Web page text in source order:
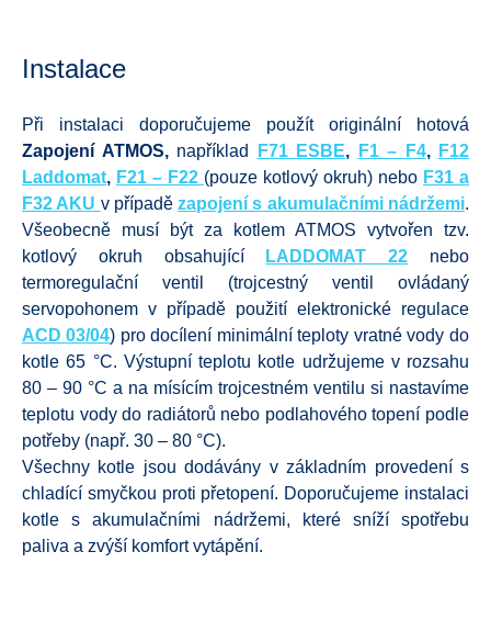
Instalace
Při instalaci doporučujeme použít originální hotová
Zapojení ATMOS, například F71 ESBE, F1 – F4, F12
Laddomat, F21 – F22 (pouze kotlový okruh) nebo F31 a
F32 AKU v případězapojení s akumulačními nádržemi.
Všeobecně musí být za kotlem ATMOS vytvořen tzv.
kotlový okruh obsahující
LADDOMAT 22 nebo
termoregulační ventil (trojcestný ventil ovládaný
servopohonem v případě použití elektronické regulace
ACD 03/04) pro docílení minimální teploty vratné vody do
kotle 65 °C. Výstupní teplotu kotle udržujeme v rozsahu
80 – 90 °C a na mísícím trojcestném ventilu si nastavíme
teplotu vody do radiátorů nebo podlahového topení podle
potřeby (např. 30 – 80 °C).
Všechny kotle jsou dodávány v základním provedení s
chladící smyčkou proti přetopení. Doporučujeme instalaci
kotle s akumulačními nádržemi, které sníží spotřebu
paliva a zvýší komfort vytápění.